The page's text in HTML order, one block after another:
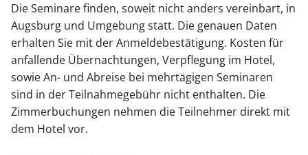
Die Seminare finden, soweit nicht anders vereinbart, in
Augsburg und Umgebung statt. Die genauen Daten
erhalten Sie mit der Anmeldebestätigung. Kosten für
anfallende Übernachtungen, Verpflegung im Hotel,
sowie An- und Abreise bei mehrtägigen Seminaren
sind in der Teilnahmegebühr nicht enthalten. Die
Zimmerbuchungen nehmen die Teilnehmer direkt mit
dem Hotel vor.